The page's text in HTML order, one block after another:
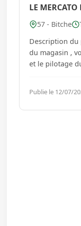
LE
57 - Bitche
Description du poste :
du magasin ,
et le pilotage
l'activité
la gestion des
Publie le 12/07/